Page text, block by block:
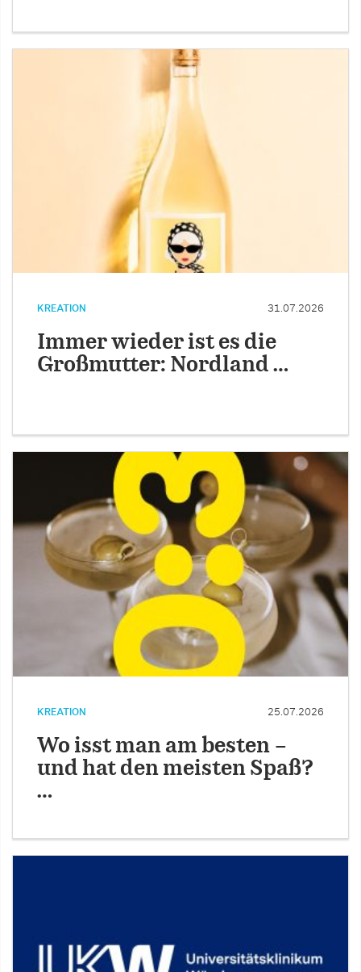
KREATION 31.07.2026
Immer wieder ist es die
Großmutter: Nordland …
KREATION 25.07.2026
Wo isst man am besten –
und hat den meisten Spaß?
…